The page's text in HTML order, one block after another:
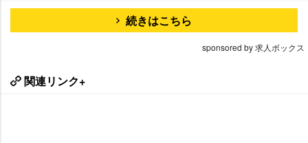
続きはこちら
sponsored by 求人ボックス
関連リンク+